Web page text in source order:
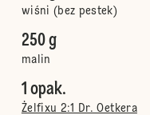
wiśni (bez pestek)
250 g
malin
1 opak.
Żelfixu 2:1 Dr. Oetkera